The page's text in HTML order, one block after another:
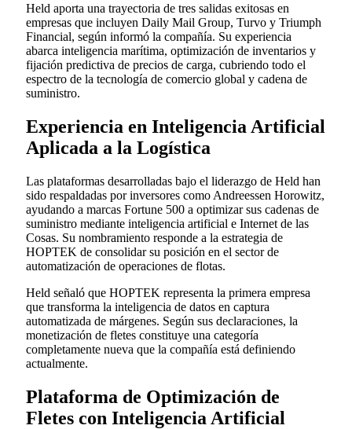
Held aporta una trayectoria de tres salidas exitosas en
empresas que incluyen Daily Mail Group, Turvo y Triumph
Financial, según informó la compañía. Su experiencia
abarca inteligencia marítima, optimización de inventarios y
fijación predictiva de precios de carga, cubriendo todo el
espectro de la tecnología de comercio global y cadena de
suministro.
Experiencia en Inteligencia Artificial
Aplicada a la Logística
Las plataformas desarrolladas bajo el liderazgo de Held han
sido respaldadas por inversores como Andreessen Horowitz,
ayudando a marcas Fortune 500 a optimizar sus cadenas de
suministro mediante inteligencia artificial e Internet de las
Cosas. Su nombramiento responde a la estrategia de
HOPTEK de consolidar su posición en el sector de
automatización de operaciones de flotas.
Held señaló que HOPTEK representa la primera empresa
que transforma la inteligencia de datos en captura
automatizada de márgenes. Según sus declaraciones, la
monetización de fletes constituye una categoría
completamente nueva que la compañía está definiendo
actualmente.
Plataforma de Optimización de
Fletes con Inteligencia Artificial